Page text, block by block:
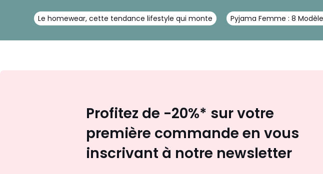
Le homewear, cette tendance lifestyle qui monte Pyjama Femme : 8
Profitez de -20%* sur votre
première commande en vous
inscrivant à notre newsletter